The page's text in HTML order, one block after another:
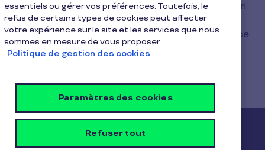
des émetteurs de chèques de services a établi en
Avril 2015, un code de déontologie représentant
les règles d’éthique, de moralité et de concurrence
loyale qui s’imposent à tout émetteur de chèques
GROUPE PLUXEE
essentiels ou gérer vos préférences. Toutefois, le
refus de certains types de cookies peut affecter
votre expérience sur le site et les services que nous
sommes en mesure de vous proposer.
Politique de gestion des cookies
Paramètres des cookies
Refuser tout